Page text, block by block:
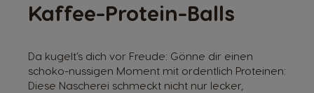
Kaffee-Protein-Balls
Da kugelt’s dich vor Freude: Gönne dir einen
schoko-nussigen Moment mit ordentlich Proteinen:
Diese Nascherei schmeckt nicht nur lecker,